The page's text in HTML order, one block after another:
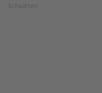
Schaatsen